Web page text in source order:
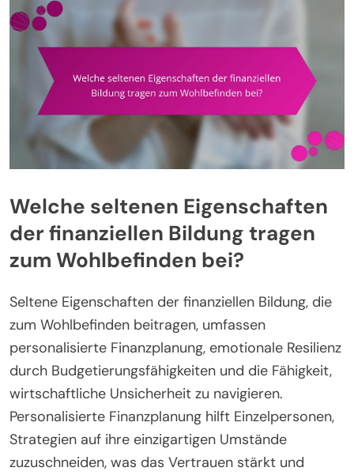
Welche seltenen Eigenschaften
der finanziellen Bildung tragen
zum Wohlbefinden bei?
Seltene Eigenschaften der finanziellen Bildung, die
zum Wohlbefinden beitragen, umfassen
personalisierte Finanzplanung, emotionale Resilienz
durch Budgetierungsfähigkeiten und die Fähigkeit,
wirtschaftliche Unsicherheit zu navigieren.
Personalisierte Finanzplanung hilft Einzelpersonen,
Strategien auf ihre einzigartigen Umstände
zuzuschneiden, was das Vertrauen stärkt und